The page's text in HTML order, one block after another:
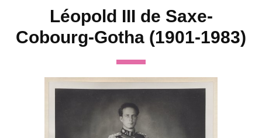
Léopold III de Saxe-
Cobourg-Gotha (1901-1983)